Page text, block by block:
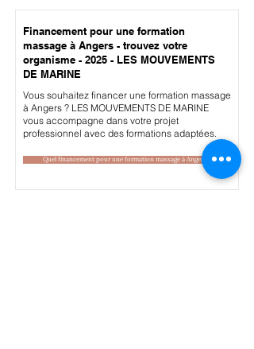
Financement pour une formation
massage à Angers - trouvez votre
organisme - 2025 - LES MOUVEMENTS
DE MARINE
Vous souhaitez financer une formation massage
à Angers ? LES MOUVEMENTS DE MARINE
vous accompagne dans votre projet
professionnel avec des formations adaptées.
Quel financement pour une formation massage à Angers ?